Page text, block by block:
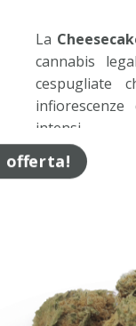
La
cannabis
cespugliate
intensi.
Viene raccolta
offerta!